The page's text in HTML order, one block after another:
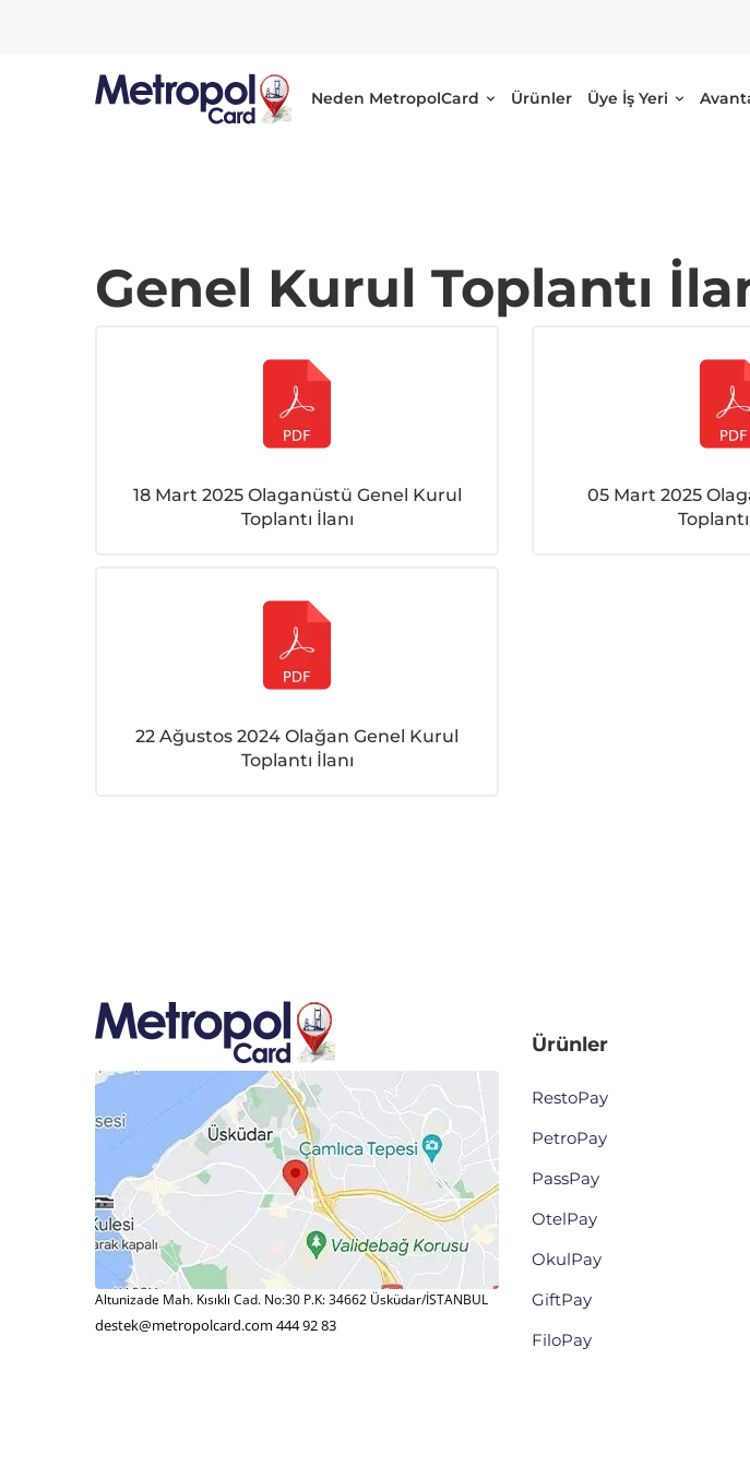
Neden MetropolCard Ürünler Üye İş Yeri
Genel
Toplantı
İlanı
Genel Kurul Toplantı
18 Mart 2025 Olaganüstü Genel Kurul
Toplantı İlanı
05 Mart 2025
22 Ağustos 2024 Olağan Genel Kurul
Toplantı İlanı
Altunizade Mah. Kısıklı Cad. No:30 P.K: 34662 Üsküdar/İSTANBUL
destek@metropolcard.com 444 92 83
Ürünler
RestoPay
PetroPay
PassPay
OtelPay
OkulPay
GiftPay
FiloPay